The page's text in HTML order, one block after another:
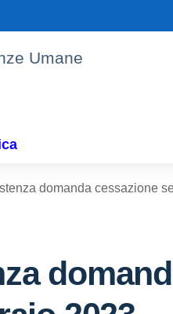
Umane
domanda cessazione